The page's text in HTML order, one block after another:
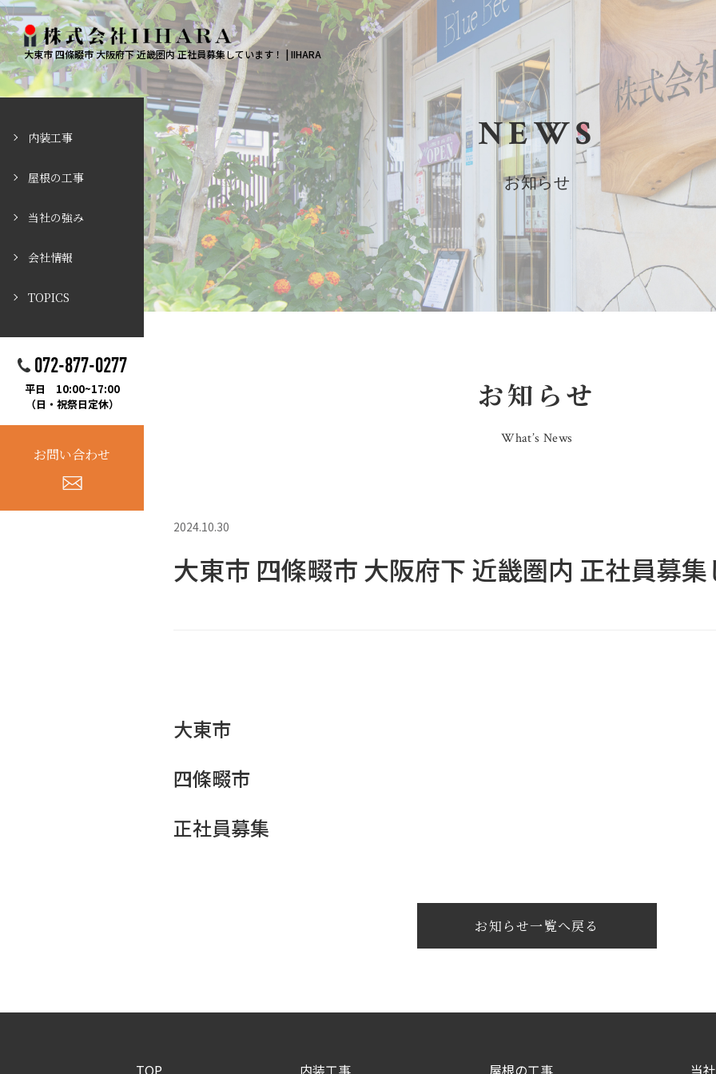
大東市 四條畷市 大阪府下 近畿圏内 正社員募集しています！ | IIHARA
内装工事
屋根の工事
当社の強み
会社情報
TOPICS
072-877-0277
平日 10:00~17:00
（日・祝祭日定休）
お問い合わせ
NEWS
お知らせ
お知らせ
What’s News
2024.10.30
大東市 四條畷市 大阪府下 近畿圏内 正社員募集
大東市
四條畷市
正社員募集
お知らせ一覧へ戻る
TOP 内装工事 屋根の工事 当